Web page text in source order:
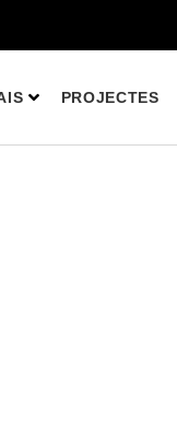
PROJECTES